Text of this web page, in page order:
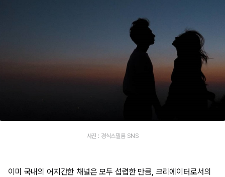
사진 : 경식스필름 SNS
이미 국내의 어지간한 채널은 모두 섭렵한 만큼, 크리에이터로서의